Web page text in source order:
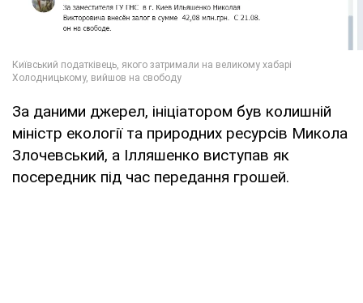
За даними джерел, ініціатором був колишній
міністр екології та природних ресурсів Микола
Злочевський, а Ілляшенко виступав як
посередник під час передання грошей.